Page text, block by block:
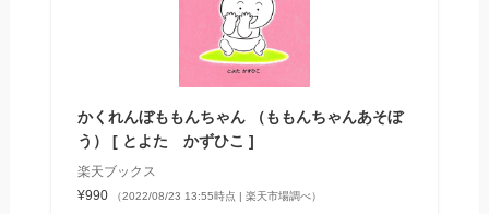
かくれんぼももんちゃん （ももんちゃんあそぼ
う） [ とよた かずひこ ]
楽天ブックス
¥990
（2022/08/23 13:55時点 | 楽天市場調べ）